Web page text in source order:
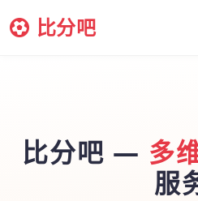
比分吧
比分吧 — 多
服